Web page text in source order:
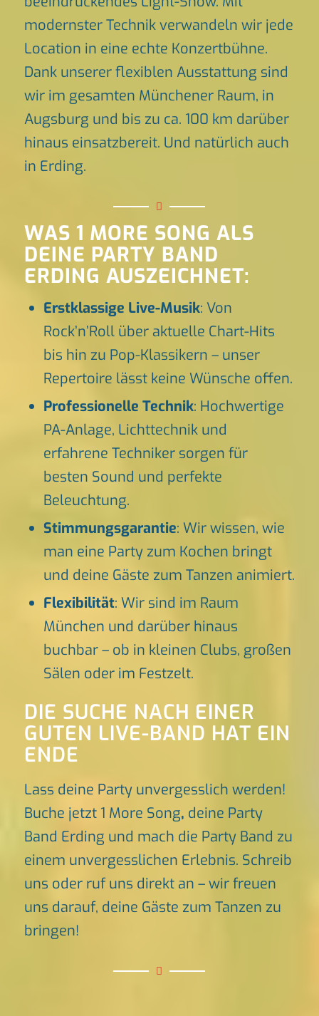
modernster Technik verwandeln wir jede
Location in eine echte Konzertbühne.
Dank unserer flexiblen Ausstattung sind
wir im gesamten Münchener Raum, in
Augsburg und bis zu ca. 100 km darüber
hinaus einsatzbereit. Und natürlich auch
in Erding.
WAS 1 MORE SONG ALS
DEINE PARTY BAND
ERDING AUSZEICHNET:
Erstklassige Live-Musik: Von
Rock’n’Roll über aktuelle Chart-Hits
bis hin zu Pop-Klassikern – unser
Repertoire lässt keine Wünsche offen.
Professionelle Technik: Hochwertige
PA-Anlage, Lichttechnik und
erfahrene Techniker sorgen für
besten Sound und perfekte
Beleuchtung.
Stimmungsgarantie: Wir wissen, wie
man eine Party zum Kochen bringt
und deine Gäste zum Tanzen animiert.
Flexibilität: Wir sind im Raum
München und darüber hinaus
buchbar – ob in kleinen Clubs, großen
Sälen oder im Festzelt.
DIE SUCHE NACH EINER
GUTEN LIVE-BAND HAT EIN
ENDE
Lass deine Party unvergesslich werden!
Buche jetzt 1 More Song, deine Party
Band Erding und mach die Party Band zu
einem unvergesslichen Erlebnis. Schreib
uns oder ruf uns direkt an – wir freuen
uns darauf, deine Gäste zum Tanzen zu
bringen!